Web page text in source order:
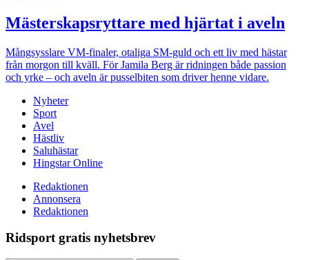
Mästerskapsryttare med hjärtat i aveln
Mångsysslare VM-finaler, otaliga SM-guld och ett liv med hästar
från morgon till kväll. För Jamila Berg är ridningen både passion
och yrke – och aveln är pusselbiten som driver henne vidare.
Nyheter
Sport
Avel
Hästliv
Saluhästar
Hingstar Online
Redaktionen
Annonsera
Redaktionen
Ridsport gratis nyhetsbrev